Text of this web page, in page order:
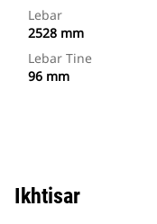
Lebar
2528 mm
Lebar Tine
96 mm
Ikhtisar